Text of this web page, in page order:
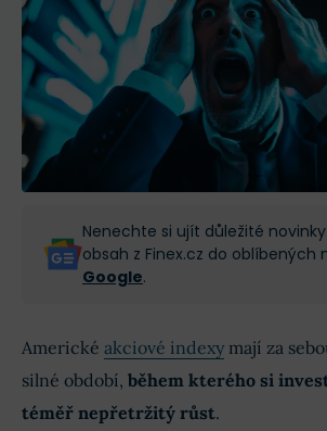
Nenechte si ujít důležité
obsah z Finex.cz do oblíbených
Google.
Americké akciové indexy mají za
silné období, během kterého si
téměř nepřetržitý růst.